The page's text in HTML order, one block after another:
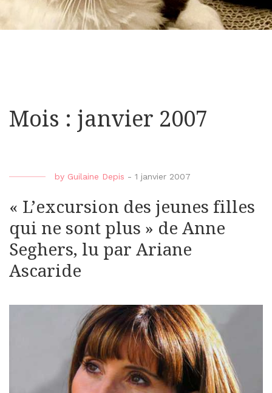
Mois : janvier 2007
by Guilaine Depis - 1 janvier 2007
« L’excursion des jeunes filles
qui ne sont plus » de Anne
Seghers, lu par Ariane
Ascaride